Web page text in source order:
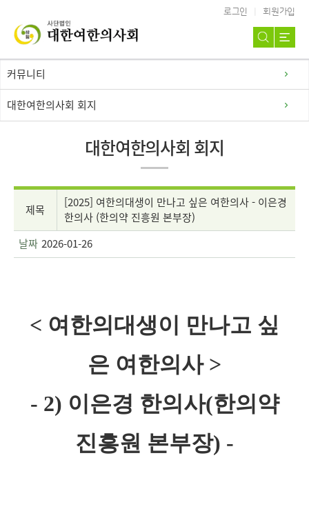
로그인 회원가입
커뮤니티
대한여한의사회 회지
대한여한의사회 회지
제목
[2025] 여한의대생이 만나고 싶은 여한의사 - 이은경
한의사 (한의약 진흥원 본부장)
날짜 2026-01-26
< 여한의대생이 만나고 싶
은 여한의사 >
- 2) 이은경 한의사(한의약
진흥원 본부장) -